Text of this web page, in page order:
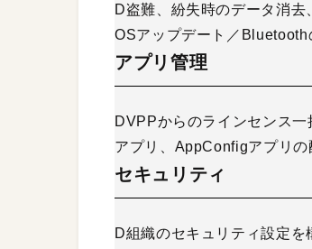
D盗難、紛失時のデータ消
OSアップデート／Bluetooth
アプリ管理
DVPPからのラインセンス
アプリ、AppConfigアプリ
セキュリティ
D組織のセキュリティ設定